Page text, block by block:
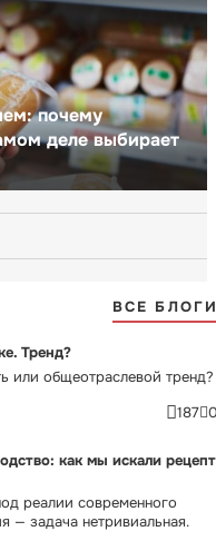
почему
деле выбирает
ВСЕ
Тренд?
или общеотраслевой тренд?
187
как мы искали рецепт
реалии современного
— задача нетривиальная.